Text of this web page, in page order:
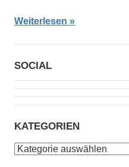
Weiterlesen
SOCIAL
KATEGORIEN
Kategorien